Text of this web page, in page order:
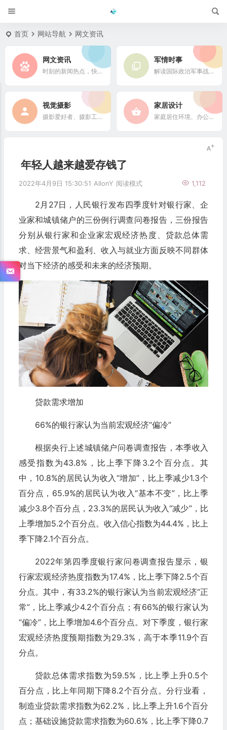
首页 网站导航 网文资讯
网文资讯
时刻的新闻热点，快速了解它们的最新进展
军情时事
解读国际政治军事战略格局
视觉摄影
摄影爱好者、摄影工作者及摄影行业信息
家居设计
家庭居住环境、办公场所、公共空间陈设风格以设计搭配
年轻人越来越爱存钱了
2022年4月9日 15:30:51 AllonY 1,112
阅读模式
2月27日，人民银行发布四季度针对银行家、企
业家和城镇储户的三份例行调查问卷报告，三份报告
分别从银行家和企业家宏观经济热度、贷款总体需
求、经营景气和盈利、收入与就业方面反映不同群体
对当下经济的感受和未来的经济预期。
贷款需求增加
66%的银行家认为当前宏观经济“偏冷”
根据央行上述城镇储户问卷调查报告，本季收入
感受指数为43.8%，比上季下降3.2个百分点。其
中，10.8%的居民认为收入“增加”，比上季减少1.3个
百分点，65.9%的居民认为收入“基本不变”，比上季
减少3.8个百分点，23.3%的居民认为收入“减少”，比
上季增加5.2个百分点。收入信心指数为44.4%，比上
季下降2.1个百分点。
2022年第四季度银行家问卷调查报告显示，银
行家宏观经济热度指数为17.4%，比上季下降2.5个百
分点。其中，有33.2%的银行家认为当前宏观经济“正
常”，比上季减少4.2个百分点；有66%的银行家认为
“偏冷”，比上季增加4.6个百分点。对下季度，银行家
宏观经济热度预期指数为29.3%，高于本季11.9个百
分点。
贷款总体需求指数为59.5%，比上季上升0.5个
百分点，比上年同期下降8.2个百分点。分行业看，
制造业贷款需求指数为62.2%，比上季上升1.6个百分
点；基础设施贷款需求指数为60.6%，比上季下降0.7